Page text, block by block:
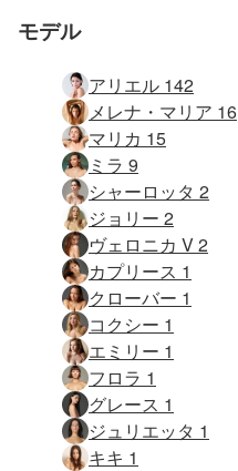
モデル
アリエル 142
メレナ・マリア 16
マリカ 15
ミラ 9
シャーロッタ 2
ジョリー 2
ヴェロニカ V 2
カプリース 1
クローバー 1
コクシー 1
エミリー 1
フロラ 1
グレース 1
ジュリエッタ 1
キキ 1